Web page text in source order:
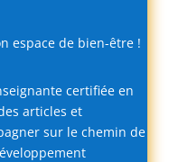
espace de bien-être !
certifiée en
articles et
sur le chemin de